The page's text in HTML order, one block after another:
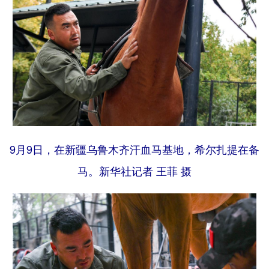
9月9日，在新疆乌鲁木齐汗血马基地，希尔扎提在备
马。新华社记者 王菲 摄